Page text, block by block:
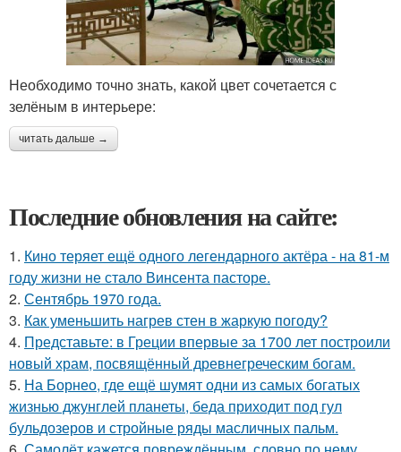
Необходимо точно знать, какой цвет сочетается с
зелёным в интерьере:
читать дальше →
Последние обновления на сайте:
1. Кино теряет ещё одного легендарного актёра - на 81-м
году жизни не стало Винсента пасторе.
2. Сентябрь 1970 года.
3. Как уменьшить нагрев стен в жаркую погоду?
4. Представьте: в Греции впервые за 1700 лет построили
новый храм, посвящённый древнегреческим богам.
5. На Борнео, где ещё шумят одни из самых богатых
жизнью джунглей планеты, беда приходит под гул
бульдозеров и стройные ряды масличных пальм.